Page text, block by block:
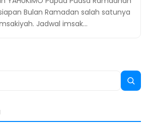
Bulan Ramadan salah satunya
Jadwal imsak…
Search